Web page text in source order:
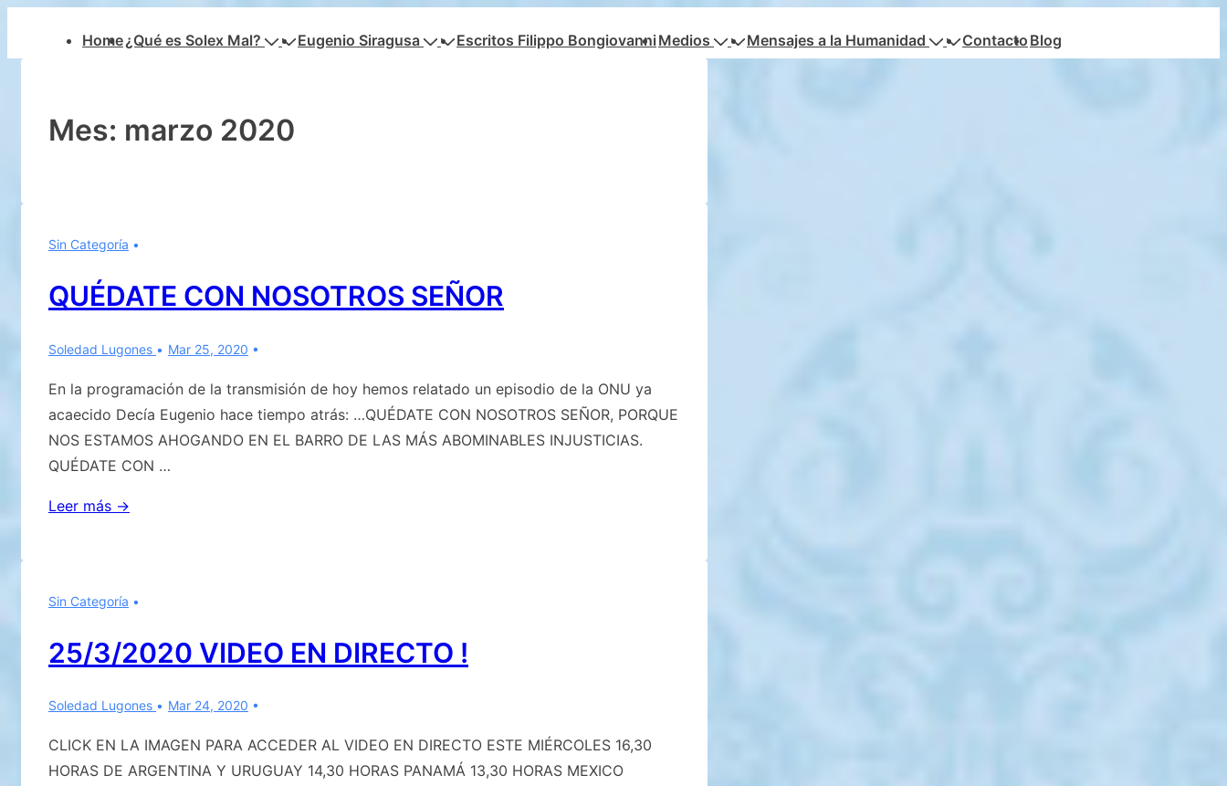
principal
principal
Home¿Qué es Solex Mal? Eugenio Siragusa Escritos Filippo Bongiovanni Medios Mensajes a la Humanidad Contacto Blog
Mes: marzo 2020
Sin Categoría
QUÉDATE CON NOSOTROS SEÑOR
Soledad Lugones Mar 25, 2020
En la programación de la transmisión de hoy hemos relatado un episodio de la ONU ya
acaecido Decía Eugenio hace tiempo atrás: …QUÉDATE CON NOSOTROS SEÑOR, PORQUE
NOS ESTAMOS AHOGANDO EN EL BARRO DE LAS MÁS ABOMINABLES INJUSTICIAS.
QUÉDATE CON …
QUÉDATE
Leer más →
Sin Categoría
25/3/2020 VIDEO EN DIRECTO !
Soledad Lugones Mar 24, 2020
CLICK EN LA IMAGEN PARA ACCEDER AL VIDEO EN DIRECTO ESTE MIÉRCOLES 16,30
HORAS DE ARGENTINA Y URUGUAY 14,30 HORAS PANAMÁ 13,30 HORAS MEXICO